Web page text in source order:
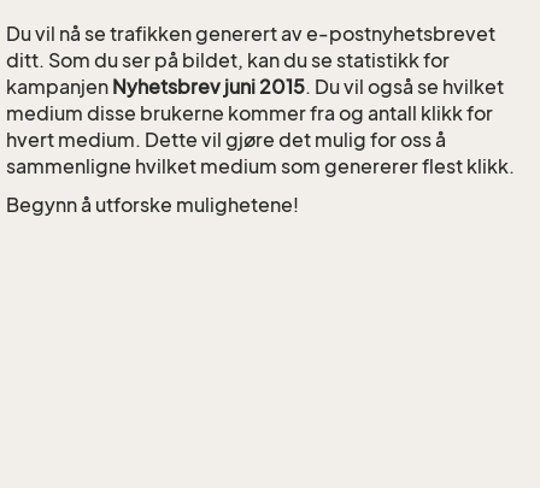
Du vil nå se trafikken generert av e-postnyhetsbrevet
ditt. Som du ser på bildet, kan du se statistikk for
kampanjen Nyhetsbrev juni 2015. Du vil også se hvilket
medium disse brukerne kommer fra og antall klikk for
hvert medium. Dette vil gjøre det mulig for oss å
sammenligne hvilket medium som genererer flest klikk.
Begynn å utforske mulighetene!